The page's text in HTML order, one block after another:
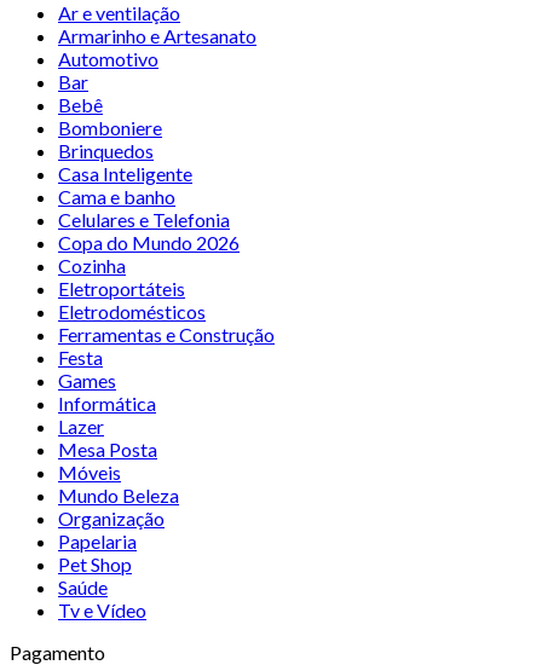
Ar e ventilação
Armarinho e Artesanato
Automotivo
Bar
Bebê
Bomboniere
Brinquedos
Casa Inteligente
Cama e banho
Celulares e Telefonia
Copa do Mundo 2026
Cozinha
Eletroportáteis
Eletrodomésticos
Ferramentas e Construção
Festa
Games
Informática
Lazer
Mesa Posta
Móveis
Mundo Beleza
Organização
Papelaria
Pet Shop
Saúde
Tv e Vídeo
Pagamento